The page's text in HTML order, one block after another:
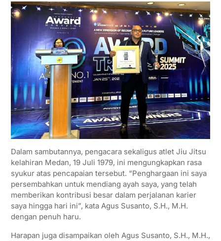
Dalam sambutannya, pengacara sekaligus atlet Jiu Jitsu
kelahiran Medan, 19 Juli 1979, ini mengungkapkan rasa
syukur atas pencapaian tersebut. “Penghargaan ini saya
persembahkan untuk mendiang ayah saya, yang telah
memberikan kontribusi besar dalam perjalanan karier
saya hingga hari ini”, kata Agus Susanto, S.H., M.H.
dengan penuh haru.
Harapan juga disampaikan oleh Agus Susanto, S.H., M.H.,